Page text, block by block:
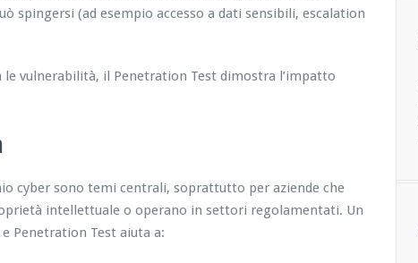
spingersi (ad esempio accesso a dati sensibili, escalation
vulnerabilità, il Penetration Test dimostra l’impatto
cyber sono temi centrali, soprattutto per aziende che
intellettuale o operano in settori regolamentati. Un
Penetration Test aiuta a: